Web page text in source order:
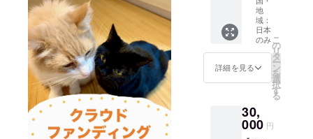
在となりますよう、祈りを
込めてお迎えいたしまし
た。像をそっと撫でる手の
ぬくもりの中に、皆さまの
お心が重なっていること
を、私どもはこれからも忘
施し、黒猫へと仕上げてま
いります。塗装を行うこと
で、撫で猫像の表情や佇ま
いもより引き立ち、完成の
姿が一層はっきりと見えて
くる予定です。台座につき
ましても、引き続き同時並
帳 高
さ約
18cm、
幅約
12cm
・お名
前を記
載した
を神前
に奉納
※芳名帳
地
域：
日本
のみ
詳細を見る
こ
の
リ
タ
ー
ン
を
選
択
す
る
30,
000 円